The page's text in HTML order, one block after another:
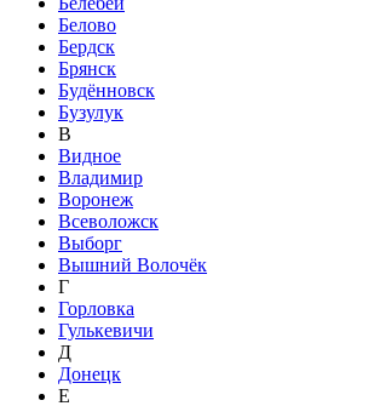
Белово
Бердск
Брянск
Будённовск
Бузулук
В
Видное
Владимир
Воронеж
Всеволожск
Выборг
Вышний Волочёк
Г
Горловка
Гулькевичи
Д
Донецк
Е